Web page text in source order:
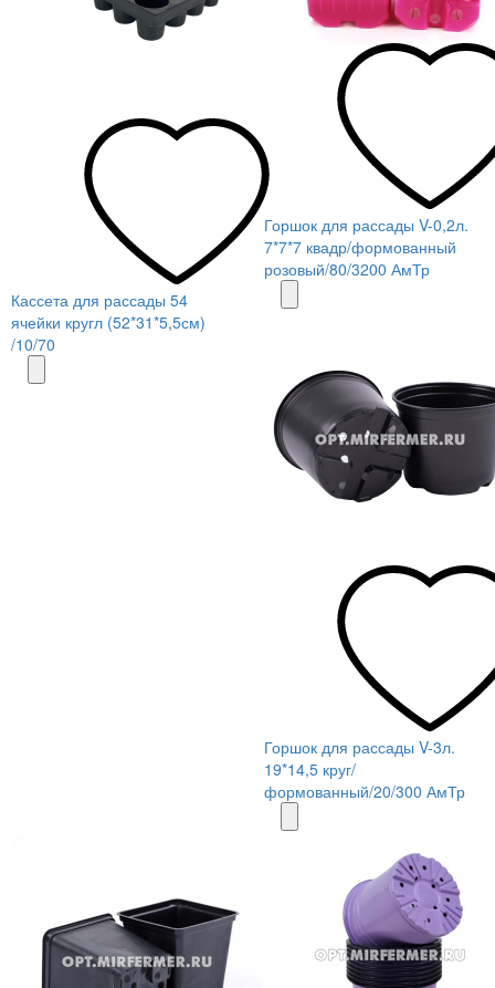
Кассета для рассады 54
ячейки кругл (52*31*5,5см)
/10/70
Горшок для рассады V-0,2л.
7*7*7 квадр/формованный
розовый/80/3200 АмТр
Горшок для рассады V-3л.
19*14,5 круг/
формованный/20/300 АмТр